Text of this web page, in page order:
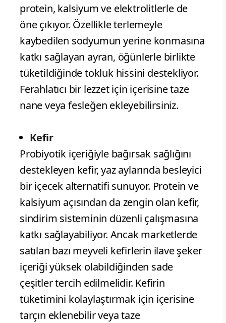
protein, kalsiyum ve elektrolitlerle de
öne çıkıyor. Özellikle terlemeyle
kaybedilen sodyumun yerine konmasına
katkı sağlayan ayran, öğünlerle birlikte
tüketildiğinde tokluk hissini destekliyor.
Ferahlatıcı bir lezzet için içerisine taze
nane veya fesleğen ekleyebilirsiniz.
Kefir
Probiyotik içeriğiyle bağırsak sağlığını
destekleyen kefir, yaz aylarında besleyici
bir içecek alternatifi sunuyor. Protein ve
kalsiyum açısından da zengin olan kefir,
sindirim sisteminin düzenli çalışmasına
katkı sağlayabiliyor. Ancak marketlerde
satılan bazı meyveli kefirlerin ilave şeker
içeriği yüksek olabildiğinden sade
çeşitler tercih edilmelidir. Kefirin
tüketimini kolaylaştırmak için içerisine
tarçın eklenebilir veya taze